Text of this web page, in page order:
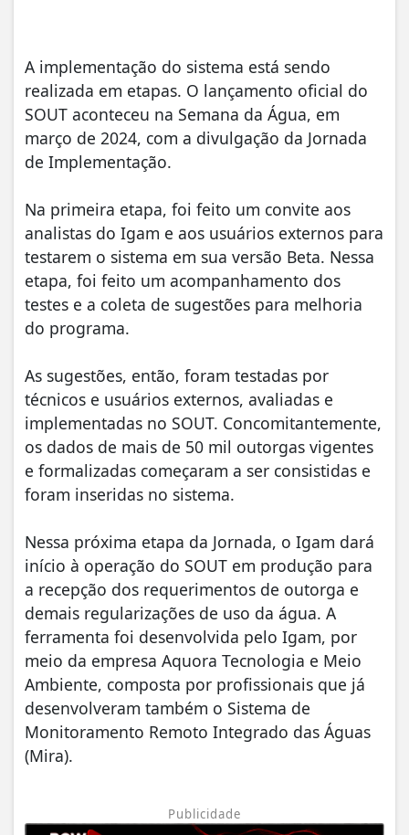
A implementação do sistema está sendo
realizada em etapas. O lançamento oficial do
SOUT aconteceu na Semana da Água, em
março de 2024, com a divulgação da Jornada
de Implementação.
Na primeira etapa, foi feito um convite aos
analistas do Igam e aos usuários externos para
testarem o sistema em sua versão Beta. Nessa
etapa, foi feito um acompanhamento dos
testes e a coleta de sugestões para melhoria
do programa.
As sugestões, então, foram testadas por
técnicos e usuários externos, avaliadas e
implementadas no SOUT. Concomitantemente,
os dados de mais de 50 mil outorgas vigentes
e formalizadas começaram a ser consistidas e
foram inseridas no sistema.
Nessa próxima etapa da Jornada, o Igam dará
início à operação do SOUT em produção para
a recepção dos requerimentos de outorga e
demais regularizações de uso da água. A
ferramenta foi desenvolvida pelo Igam, por
meio da empresa Aquora Tecnologia e Meio
Ambiente, composta por profissionais que já
desenvolveram também o Sistema de
Monitoramento Remoto Integrado das Águas
(Mira).
Publicidade